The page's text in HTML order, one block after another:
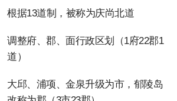
根据13道制，被称为庆尚北道
调整府、郡、面行政区划（1府22郡1
道）
大邱、浦项、金泉升级为市，郁陵岛